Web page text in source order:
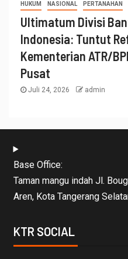
HUKUM NASIONAL PERTANAHAN
Ultimatum Divisi
Indonesia: Tuntut
Kementerian ATR/
Pusat
Juli 24, 2026 admin
Base Office:
Taman mangu indah Jl.
Aren, Kota Tangerang
KTR SOCIAL